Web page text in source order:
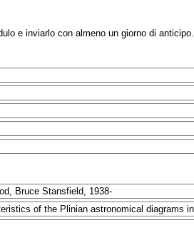
e inviarlo con almeno un giorno di anticipo.